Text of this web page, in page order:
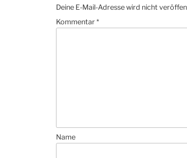
Deine E-Mail-Adresse wird nicht
Kommentar*
Name